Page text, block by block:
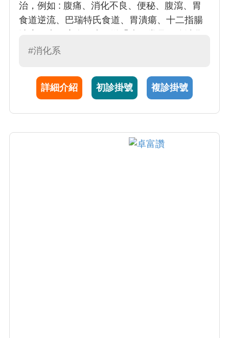
治，例如 : 腹痛、消化不良、便秘、腹瀉、胃
食道逆流、巴瑞特氏食道、胃潰瘍、十二指腸
道疾病等。B型及C型肝炎、肝功能異常、肝硬
鏡、內視鏡止血術、診斷性大腸鏡及大腸瘜肉
切除術等內視鏡檢查。王醫師亦擅長於肝腫瘤
#消化系
詳細介紹 初診掛號 複診掛號